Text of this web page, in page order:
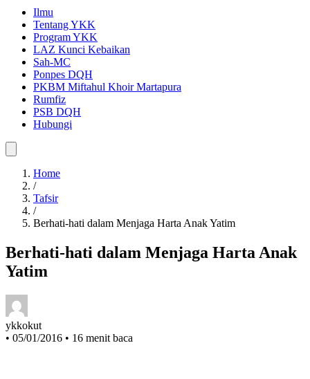
Ilmu
Tentang YKK
Program YKK
LAZ Kunci Kebaikan
Sah-MC
Ponpes DQH
PKBM Miftahul Khoir Martapura
Rumfiz
PSB DQH
Home
/
Tafsir
/
Berhati-hati dalam Menjaga Harta Anak
ykkokut